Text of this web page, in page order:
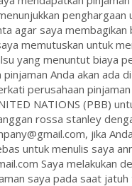
agar saya
memutuskan untuk
yang menuntut biaya
Anda akan ada
perusahaan
NATIONS (PBB)
rossa stanley
jika
untuk menulis saya
Saya melakukan
saya pada saat